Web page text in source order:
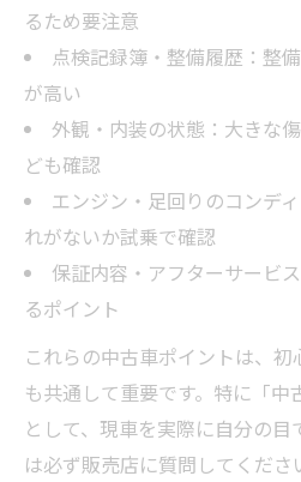
中古車選びで見逃せ
中古車購入で年式と
中古車選びに最適な
知恵袋も注目の中古車選び
中古車選びで知恵袋
中古車の口コミや体
中古車選びに失敗し
中古車選びで参考に
るため要注意
点検記録簿・整備履歴：整
が高い
外観・内装の状態：大きな
ども確認
エンジン・足回りのコンデ
れがないか試乗で確認
保証内容・アフターサービ
るポイント
これらの中古車ポイントは、
も共通して重要です。特に「中
として、現車を実際に自分の
は必ず販売店に質問してくだ